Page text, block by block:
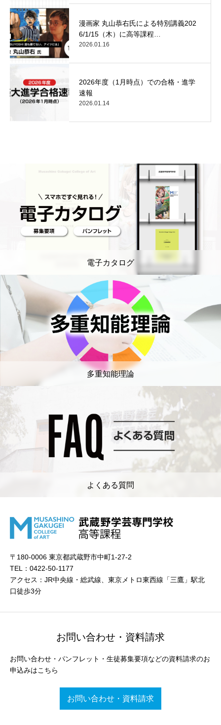
漫画家 丸山恭右氏による特別講義202
6/1/15（木）に高等課程…
2026.01.16
2026年度（1月時点）での合格・進学
速報
2026.01.14
電子カタログ
多重知能理論
よくある質問
〒180-0006 東京都武蔵野市中町1-27-2
TEL：0422-50-1177
アクセス：JR中央線・総武線、東京メトロ東西線「三鷹」駅北
口徒歩3分
お問い合わせ・資料請求
お問い合わせ・パンフレット・生徒募集要項などの資料請求のお
申込みはこちら
お問い合わせ・資料請求